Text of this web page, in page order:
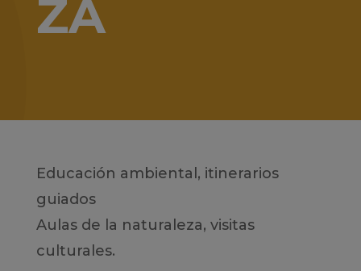
ZA
Educación ambiental, itinerarios
guiados
Aulas de la naturaleza, visitas
culturales.